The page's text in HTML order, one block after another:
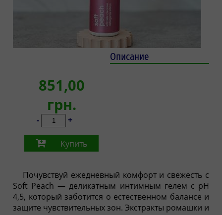
851,00
грн.
- +
Купить
Описание
Почувствуй ежедневный комфорт и свежесть с
Soft Peach — деликатным интимным гелем с pH
4,5, который заботится о естественном балансе и
защите чувствительных зон. Экстракты ромашки и